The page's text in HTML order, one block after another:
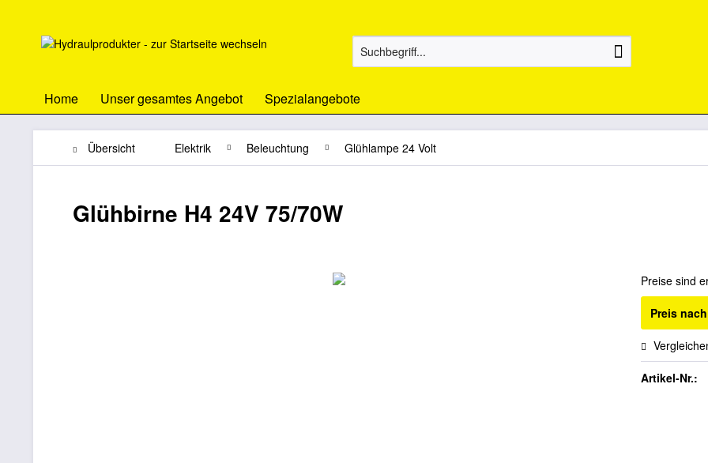
Home Unser gesamtes Angebot Spezialangebote
Übersicht Elektrik Beleuchtung Glühlampe 24 Volt
Glühbirne H4 24V 75/70W
Preise sind
Preis
Artikel-Nr.: